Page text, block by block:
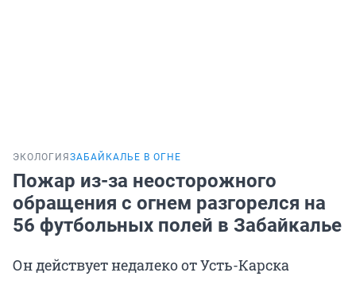
ЭКОЛОГИЯ ЗАБАЙКАЛЬЕ В ОГНЕ
Пожар из-за неосторожного
обращения с огнем разгорелся на
56 футбольных полей в Забайкалье
Он действует недалеко от Усть-Карска